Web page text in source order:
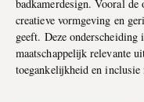
badkamerdesign. Vooral
creatieve vormgeving en
geeft. Deze
maatschappelijk relevante
toegankelijkheid en